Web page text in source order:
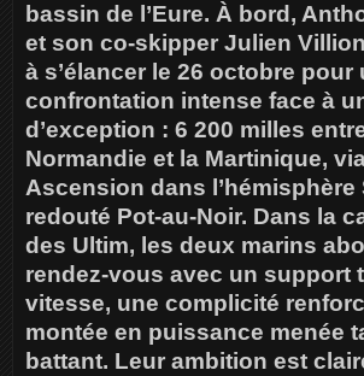
bassin de l’Eure. À bord,
et son co-skipper Julien
à s’élancer le 26 octobre pour
confrontation intense face à
d’exception : 6 200 milles
Normandie et la Martinique,
Ascension dans l’hémisphère
redouté Pot-au-Noir. Dans la
des Ultim, les deux marins
rendez-vous avec un support
vitesse, une complicité
montée en puissance menée
battant. Leur ambition est